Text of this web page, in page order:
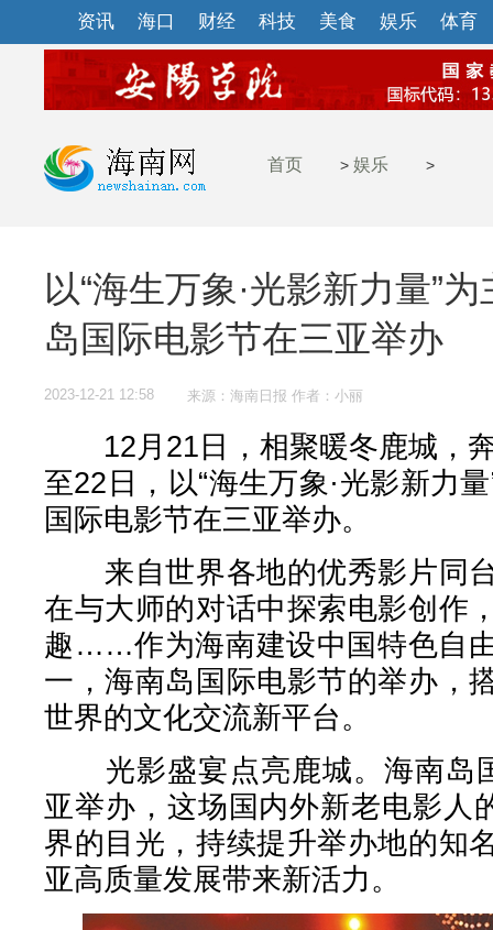
资讯 海口 财经 科技 美食 娱乐 体育
首页 > 娱乐 >
以“海生万象·光影新力量”
岛国际电影节在三亚举办
2023-12-21 12:58 来源：海南日报 作者：小丽
12月21日，相聚暖冬鹿城，奔
至22日，以“海生万象·光影新力
国际电影节在三亚举办。
来自世界各地的优秀影片同
在与大师的对话中探索电影创作
趣……作为海南建设中国特色自
一，海南岛国际电影节的举办，
世界的文化交流新平台。
光影盛宴点亮鹿城。海南岛
亚举办，这场国内外新老电影人
界的目光，持续提升举办地的知
亚高质量发展带来新活力。